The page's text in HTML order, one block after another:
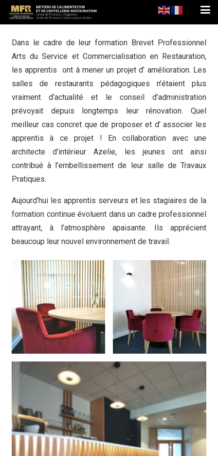
Dans le cadre de leur formation Brevet Professionnel
Arts du Service et Commercialisation en Restauration,
les apprentis ont à mener un projet d’ amélioration. Les
salles de restaurants pédagogiques n’étaient plus
vraiment d’actualité et le conseil d’administration
prévoyait depuis longtemps leur rénovation. Quel
meilleur cas concret que de proposer et d’ associer les
apprentis à ce projet ! En collaboration avec une
architecte d’intérieur Azelie, les jeunes ont ainsi
contribué à l’embellissement de leur salle de Travaux
Pratiques.
Aujourd’hui les apprentis serveurs et les stagiaires de la
formation continue évoluent dans un cadre professionnel
attrayant, à l’atmosphère apaisante. Ils apprécient
beaucoup leur nouvel environnement de travail.